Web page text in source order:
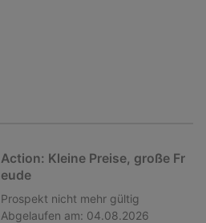
Action: Kleine Preise, große Fr
eude
Prospekt nicht mehr gültig
Abgelaufen am: 04.08.2026